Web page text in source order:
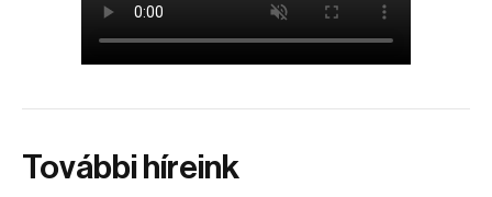
További híreink